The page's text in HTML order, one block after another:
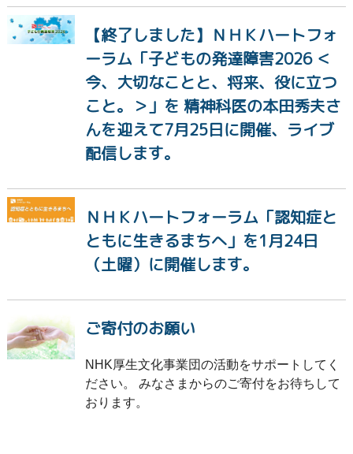
【終了しました】ＮＨＫハートフォ
ーラム「子どもの発達障害2026 ＜
今、大切なことと、将来、役に立つ
こと。＞」を 精神科医の本田秀夫さ
んを迎えて7月25日に開催、ライブ
配信します。
ＮＨＫハートフォーラム「認知症と
ともに生きるまちへ」を1月24日
（土曜）に開催します。
ご寄付のお願い
NHK厚生文化事業団の活動をサポートしてく
ださい。 みなさまからのご寄付をお待ちして
おります。